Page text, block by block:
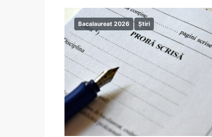
Bacalaureat 2026 Știri